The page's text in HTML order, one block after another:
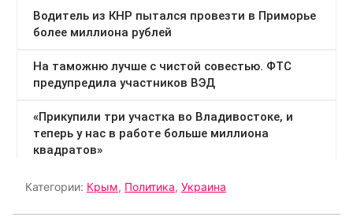
Категории: Крым, Политика, Украина